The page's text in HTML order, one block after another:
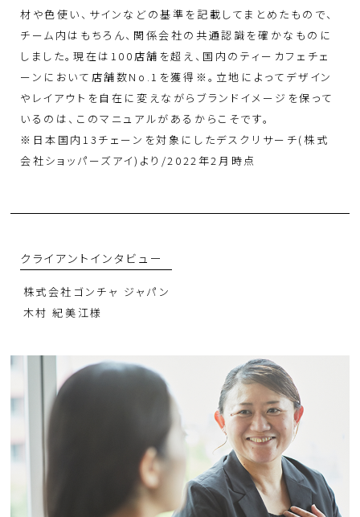
材や色使い、サインなどの基準を記載してまとめたもので、
チーム内はもちろん、関係会社の共通認識を確かなものに
しました。現在は100店舗を超え、国内のティーカフェチェ
ーンにおいて店舗数No.1を獲得※。立地によってデザイン
やレイアウトを自在に変えながらブランドイメージを保って
いるのは、このマニュアルがあるからこそです。
※日本国内13チェーンを対象にしたデスクリサーチ(株式
会社ショッパーズアイ)より/2022年2月時点
クライアントインタビュー
株式会社ゴンチャ ジャパン
木村 紀美江様